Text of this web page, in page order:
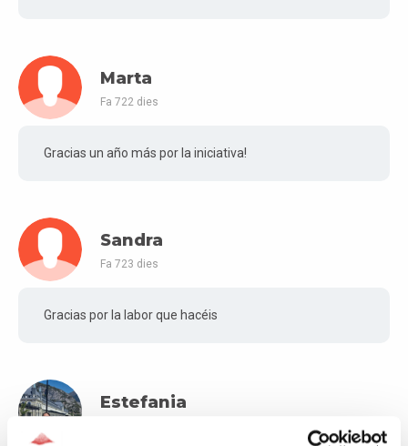
Marta
Fa 722 dies
Gracias un año más por la iniciativa!
Sandra
Fa 723 dies
Gracias por la labor que hacéis
Estefania